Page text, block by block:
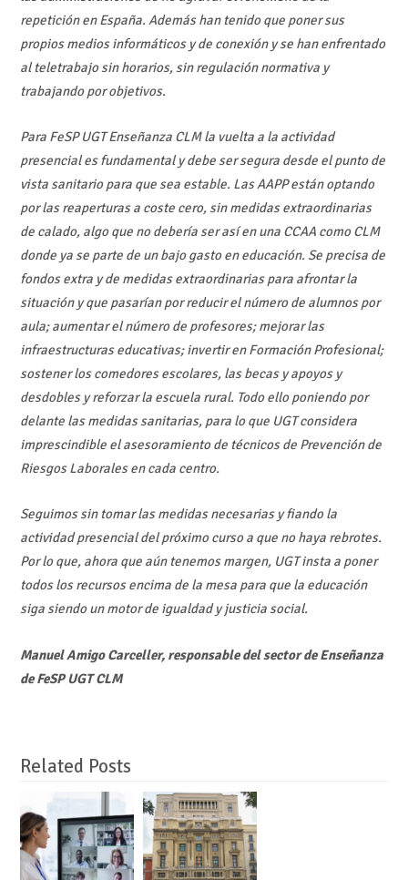
repetición en España. Además han tenido que poner sus
propios medios informáticos y de conexión y se han enfrentado
al teletrabajo sin horarios, sin regulación normativa y
trabajando por objetivos.
Para FeSP UGT Enseñanza CLM la vuelta a la actividad
presencial es fundamental y debe ser segura desde el punto de
vista sanitario para que sea estable. Las AAPP están optando
por las reaperturas a coste cero, sin medidas extraordinarias
de calado, algo que no debería ser así en una CCAA como CLM
donde ya se parte de un bajo gasto en educación. Se precisa de
fondos extra y de medidas extraordinarias para afrontar la
situación y que pasarían por reducir el número de alumnos por
aula; aumentar el número de profesores; mejorar las
infraestructuras educativas; invertir en Formación Profesional;
sostener los comedores escolares, las becas y apoyos y
desdobles y reforzar la escuela rural. Todo ello poniendo por
delante las medidas sanitarias, para lo que UGT considera
imprescindible el asesoramiento de técnicos de Prevención de
Riesgos Laborales en cada centro.
Seguimos sin tomar las medidas necesarias y fiando la
actividad presencial del próximo curso a que no haya rebrotes.
Por lo que, ahora que aún tenemos margen, UGT insta a poner
todos los recursos encima de la mesa para que la educación
siga siendo un motor de igualdad y justicia social.
Manuel Amigo Carceller, responsable del sector de Enseñanza
de FeSP UGT CLM
Related Posts